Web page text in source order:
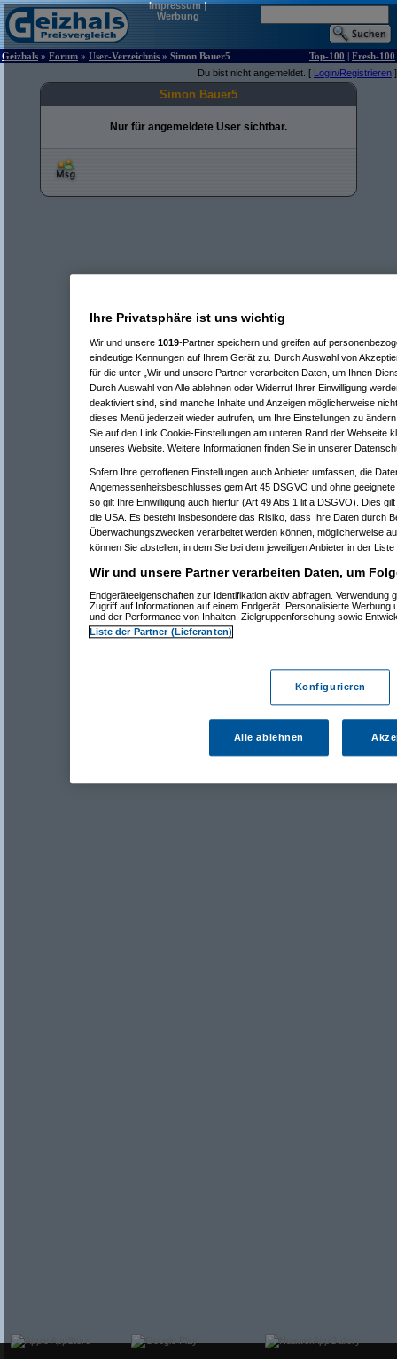
Impressum|
Werbung
Geizhals » Forum » User-Verzeichnis » Simon Bauer5 Top-100 | Fresh-100
Du bist nicht angemeldet. [ Login/Registrieren ]
Simon Bauer5
Nur für angemeldete User sichtbar.
Ihre Privatsphäre ist uns wichtig
Wir und unsere 1019-Partner speichern und greifen auf
eindeutige Kennungen auf Ihrem Gerät zu. Durch Auswahl von
für die unter „Wir und unsere Partner verarbeiten Daten, um Ihnen
Durch Auswahl von Alle ablehnen oder Widerruf Ihrer Einwilligung
deaktiviert sind, sind manche Inhalte und Anzeigen möglicherweise
dieses Menü jederzeit wieder aufrufen, um Ihre Einstellungen zu
Sie auf den Link Cookie-Einstellungen am unteren Rand der Webseite
unseres Website. Weitere Informationen finden Sie in unserer
Sofern Ihre getroffenen Einstellungen auch Anbieter umfassen, die
Angemessenheitsbeschlusses gem Art 45 DSGVO und ohne
so gilt Ihre Einwilligung auch hierfür (Art 49 Abs 1 lit a DSGVO). Dies
die USA. Es besteht insbesondere das Risiko, dass Ihre Daten durch
Überwachungszwecken verarbeitet werden können, möglicherweise
können Sie abstellen, in dem Sie bei dem jeweiligen Anbieter in der
Wir und unsere Partner verarbeiten Daten, um
Endgeräteeigenschaften zur Identifikation aktiv abfragen. Verwendung
Zugriff auf Informationen auf einem Endgerät. Personalisierte Werbung
und der Performance von Inhalten, Zielgruppenforschung sowie
Liste der Partner (Lieferanten)
Konfigurieren
Alle ablehnen